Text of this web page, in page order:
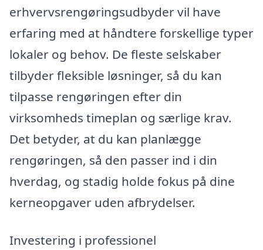
erhvervsrengøringsudbyder vil have
erfaring med at håndtere forskellige typer
lokaler og behov. De fleste selskaber
tilbyder fleksible løsninger, så du kan
tilpasse rengøringen efter din
virksomheds timeplan og særlige krav.
Det betyder, at du kan planlægge
rengøringen, så den passer ind i din
hverdag, og stadig holde fokus på dine
kerneopgaver uden afbrydelser.
Investering i professionel